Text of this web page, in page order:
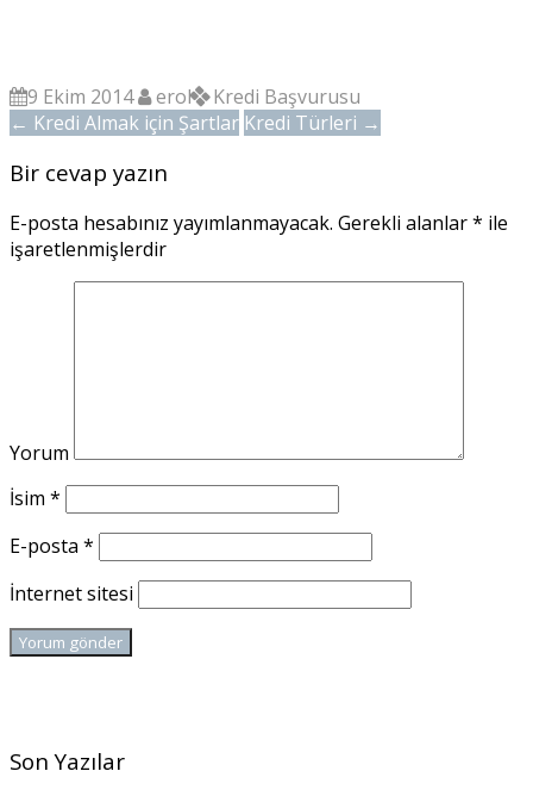
9 Ekim 2014 erol
Kredi Başvurusu
← Kredi Almak için Şartlar Kredi Türleri →
Bir cevap yazın
E-posta hesabınız yayımlanmayacak. Gerekli alanlar* ile
işaretlenmişlerdir
Yorum
İsim *
E-posta *
İnternet sitesi
Son Yazılar